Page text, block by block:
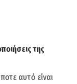
της
αυτό είναι